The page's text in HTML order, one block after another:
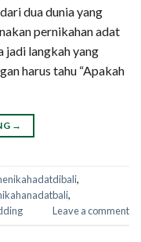
dua dunia yang
pernikahan adat
jadi langkah yang
harus tahu “Apakah
→
,
,
Leave a comment